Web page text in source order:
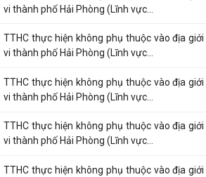
TIN MỚI
vi thành phố Hải Phòng (Lĩnh vực...
TTHC thực hiện không phụ thuộc vào địa
vi thành phố Hải Phòng (Lĩnh vực...
TTHC thực hiện không phụ thuộc vào địa
vi thành phố Hải Phòng (Lĩnh vực...
TTHC thực hiện không phụ thuộc vào địa
vi thành phố Hải Phòng (Lĩnh vực...
TTHC thực hiện không phụ thuộc vào địa